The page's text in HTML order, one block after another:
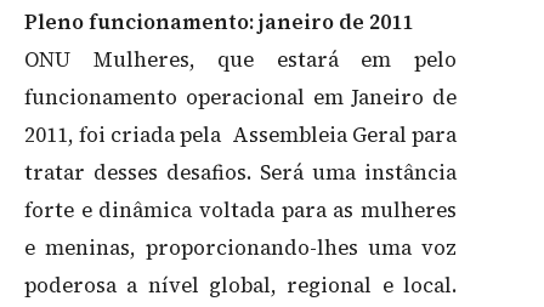
Pleno funcionamento: janeiro de 2011
ONU Mulheres, que estará em pelo
funcionamento operacional em Janeiro de
2011, foi criada pela Assembleia Geral para
tratar desses desafios. Será uma instância
forte e dinâmica voltada para as mulheres
e meninas, proporcionando-lhes uma voz
poderosa a nível global, regional e local.